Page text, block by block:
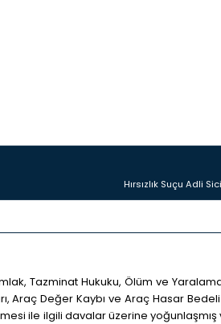
Hırsızlık Suçu Adli
Tazminat Hukuku, Ölüm ve
Araç Değer Kaybı ve Araç Hasar
ile ilgili davalar üzerine